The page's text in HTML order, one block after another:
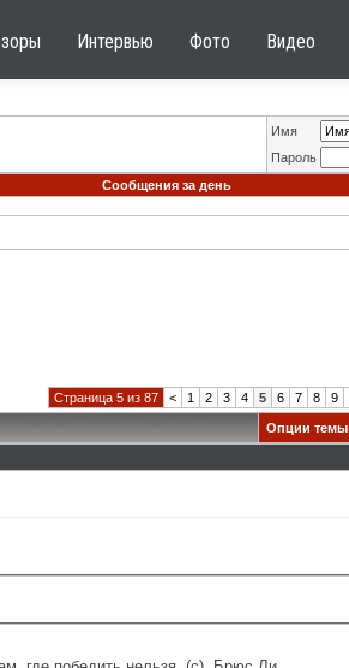
Интервью Фото Видео
Имя
Пароль
Сообщения за день
Страница 5 из 87 < 1 2 3 4 5 6 7 8 9
Опции темы